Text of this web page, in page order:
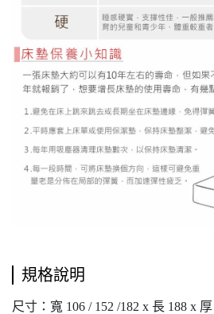
規格說明
尺寸：寬 106 / 152 /182 x 長 188 x